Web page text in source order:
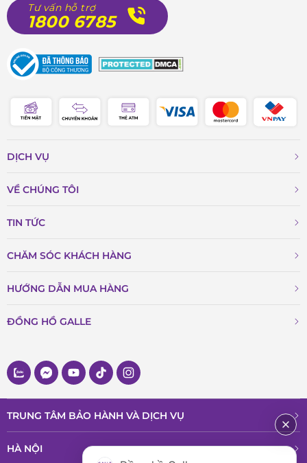
Tư vấn hỗ trợ
1800 6785
DỊCH VỤ
VỀ CHÚNG TÔI
TIN TỨC
CHĂM SÓC KHÁCH HÀNG
HƯỚNG DẪN MUA HÀNG
ĐỒNG HỒ GALLE
TRUNG TÂM BẢO HÀNH VÀ DỊCH VỤ
HÀ NỘI